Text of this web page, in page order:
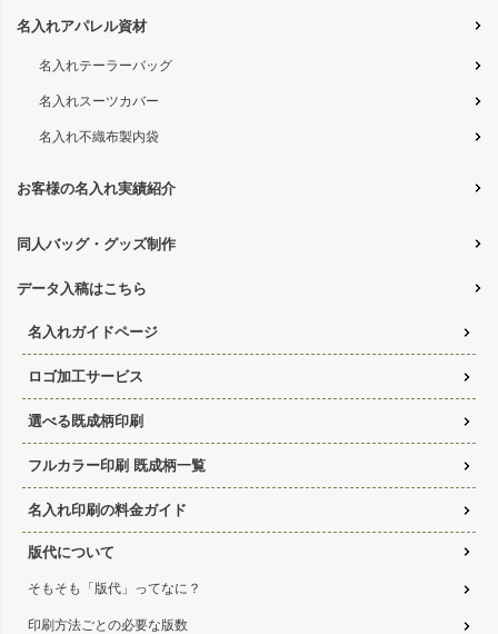
名入れアパレル資材
名入れテーラーバッグ
名入れスーツカバー
名入れ不織布製内袋
お客様の名入れ実績紹介
同人バッグ・グッズ制作
データ入稿はこちら
名入れガイドページ
ロゴ加工サービス
選べる既成柄印刷
フルカラー印刷 既成柄一覧
名入れ印刷の料金ガイド
版代について
そもそも「版代」ってなに？
印刷方法ごとの必要な版数